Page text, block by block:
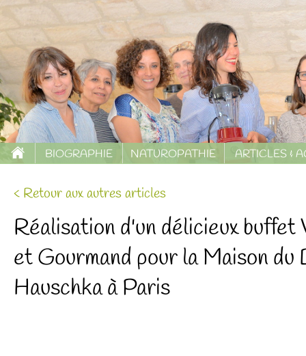
BIOGRAPHIE NATUROPATHIE ARTICLES &
< Retour aux autres articles
Réalisation d'un délicieux
et Gourmand pour la Maison
Hauschka à Paris